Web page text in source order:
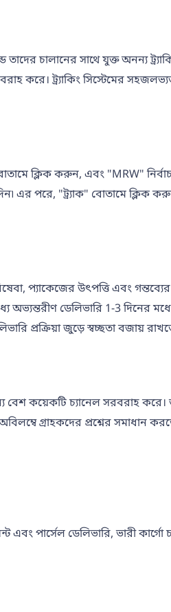
চালানের সাথে যুক্ত অনন্য
করে। ট্র্যাকিং সিস্টেমের
বোতামে ক্লিক করুন, এবং "MRW"
এর পরে, "ট্র্যাক" বোতামে
প্যাকেজের উৎপত্তি এবং
ডেলিভারি 1-3 দিনের
প্রক্রিয়া জুড়ে স্বচ্ছতা বজায়
কয়েকটি চ্যানেল সরবরাহ
গ্রাহকদের প্রশ্নের সমাধান
ডেলিভারি, ভারী কার্গো